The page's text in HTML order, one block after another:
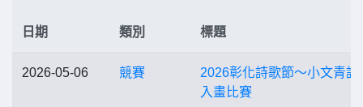
日期 類別 標題
2026-05-06 競賽
2026彰化詩歌節～小文青詩
入畫比賽